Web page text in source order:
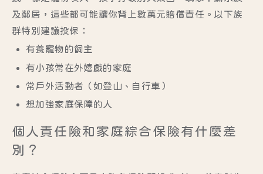
及鄰居，這些都可能讓你背上數萬元賠償責任。以下族
群特別建議投保：
有養寵物的飼主
有小孩常在外嬉戲的家庭
常戶外活動者（如登山、自行車）
想加強家庭保障的人
個人責任險和家庭綜合保險有什麼差
別？